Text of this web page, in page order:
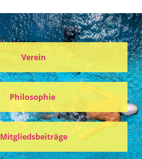
Verein
Philosophie
Mitgliedsbeiträge